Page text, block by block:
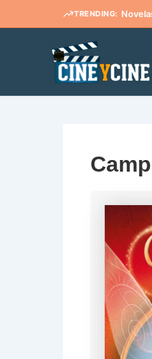
TRENDING: